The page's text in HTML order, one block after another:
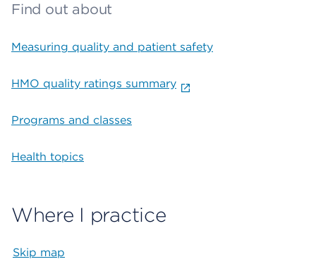
Find out about
Measuring quality and patient safety
HMO quality ratings summary
Programs and classes
Health topics
Where I practice
Skip map